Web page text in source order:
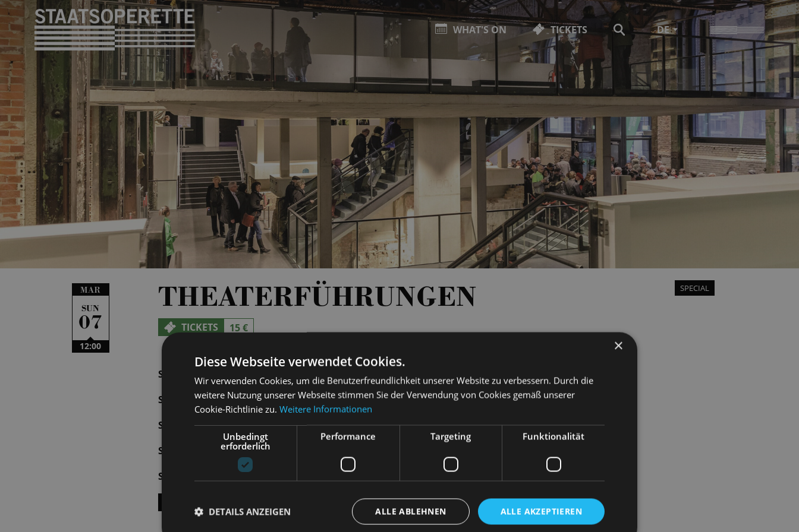
WHAT'S ON TICKETS DE
MAR
SUN
07
12:00
SPECIAL
THEATERFÜHRUNGEN
TICKETS 15 €
SUN | 27.09.2026 | 12:00 - 13:00 TICKETS
15 €
SUN | 04.10.2026 | 12:00 - 13:00
TICKETS
15 €
SUN | 25.10.2026 | 12:00 - 13:00
TICKETS
15 €
SUN | 08.11.2026 | 12:00 - 13:00
15 €
SUN | 22.11.2026 | 12:00 - 13:00
TICKETS
15 €
×
Diese Webseite verwendet Cookies.
Wir verwenden Cookies, um die Benutzerfreundlichkeit unserer Website zu verbessern. Durch die
weitere Nutzung unserer Webseite stimmen Sie der Verwendung von Cookies gemäß unserer
Cookie-Richtlinie zu. Weitere Informationen
Unbedingt
erforderlich
Performance Targeting Funktionalität
ALLE AKZEPTIEREN
ALLE ABLEHNEN
DETAILS ANZEIGEN